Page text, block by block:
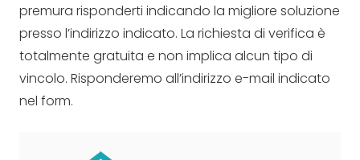
premura risponderti indicando la migliore soluzione
presso l’indirizzo indicato. La richiesta di verifica è
totalmente gratuita e non implica alcun tipo di
vincolo. Risponderemo all’indirizzo e-mail indicato
nel form.